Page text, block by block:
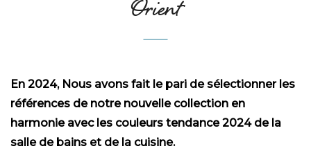
Orient
En 2024, Nous avons fait le pari de sélectionner les
références de notre nouvelle collection en
harmonie avec les couleurs tendance 2024 de la
salle de bains et de la cuisine.